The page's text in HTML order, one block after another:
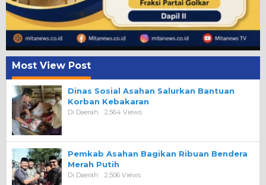
Most View Post
Dinas Sosial Asahan Salurkan Bantuan
Korban Kebakaran
Di Daerah 2,564 Views
Pemkab Asahan Bagikan Ribuan Bendera
Merah Putih
Di Daerah 2,506 Views